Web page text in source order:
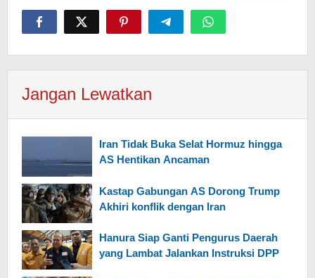
Jangan Lewatkan
Iran Tidak Buka Selat Hormuz hingga
AS Hentikan Ancaman
Kastap Gabungan AS Dorong Trump
Akhiri konflik dengan Iran
Hanura Siap Ganti Pengurus Daerah
yang Lambat Jalankan Instruksi DPP